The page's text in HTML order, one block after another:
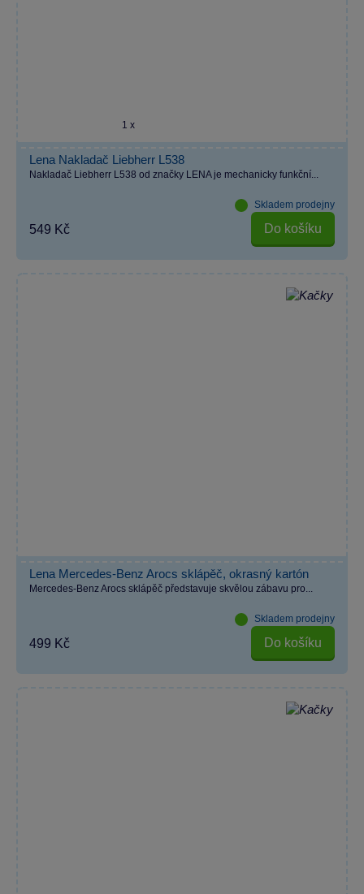
1 x
Lena Nakladač Liebherr L538
Nakladač Liebherr L538 od značky LENA je mechanicky funkční...
Skladem prodejny
549 Kč Do košíku
Lena Mercedes-Benz Arocs sklápěč, okrasný kartón
Mercedes-Benz Arocs sklápěč představuje skvělou zábavu pro...
Skladem prodejny
499 Kč Do košíku